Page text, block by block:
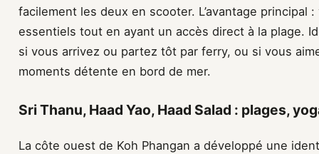
facilement les deux en scooter. L’avantage
essentiels tout en ayant un accès direct à la plage.
si vous arrivez ou partez tôt par ferry, ou si vous
moments détente en bord de mer.
Sri Thanu, Haad Yao, Haad Salad : plages,
La côte ouest de Koh Phangan a développé une